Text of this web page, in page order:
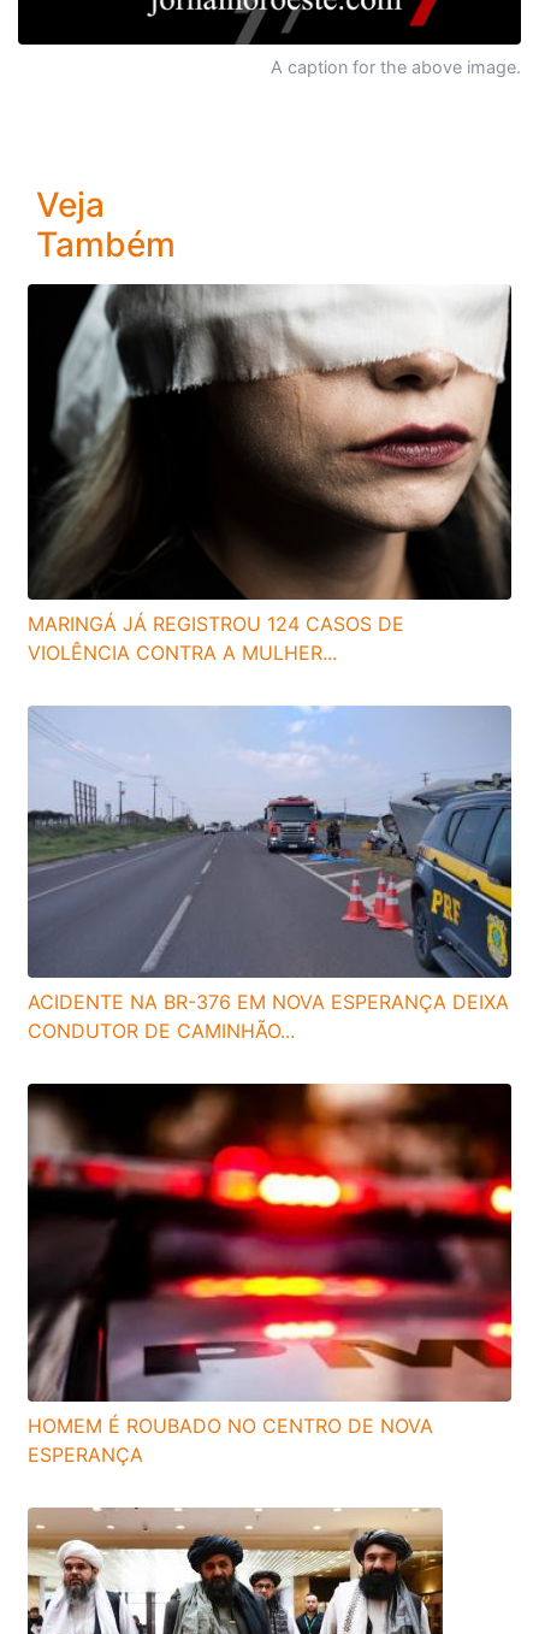
A caption for the above image.
Veja
Também
MARINGÁ JÁ REGISTROU 124 CASOS DE
VIOLÊNCIA CONTRA A MULHER...
ACIDENTE NA BR-376 EM NOVA ESPERANÇA DEIXA
CONDUTOR DE CAMINHÃO...
HOMEM É ROUBADO NO CENTRO DE NOVA
ESPERANÇA